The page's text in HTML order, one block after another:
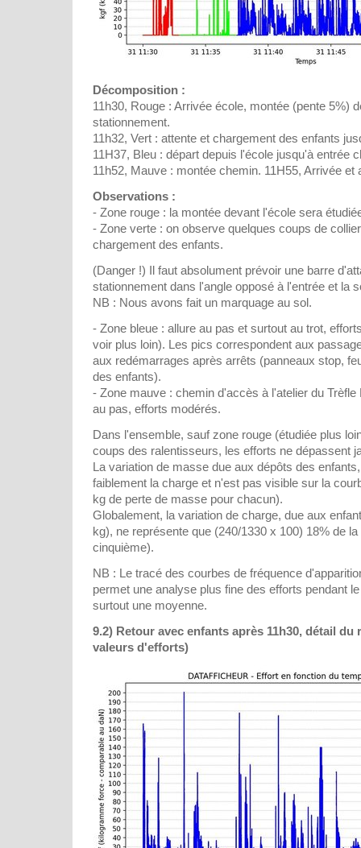
Décomposition :
11h30, Rouge : Arrivée école, montée (pente 5%)
stationnement.
11h32, Vert : attente et chargement des enfants
11H37, Bleu : départ depuis l'école jusqu'à entrée
11h52, Mauve : montée chemin. 11H55, Arrivée et
Observations :
- Zone rouge : la montée devant l'école sera
- Zone verte : on observe quelques coups de
chargement des enfants.
(Danger !) Il faut absolument prévoir une barre
stationnement dans l'angle opposé à l'entrée et la
NB : Nous avons fait un marquage au sol.
- Zone bleue : allure au pas et surtout au trot,
voir plus loin). Les pics correspondent aux
aux redémarrages après arrêts (panneaux stop,
des enfants).
- Zone mauve : chemin d'accès à l'atelier du Trèfle
au pas, efforts modérés.
Dans l'ensemble, sauf zone rouge (étudiée plus
coups des ralentisseurs, les efforts ne dépassent
La variation de masse due aux dépôts des
faiblement la charge et n'est pas visible sur la
kg de perte de masse pour chacun).
Globalement, la variation de charge, due aux
kg), ne représente que (240/1330 x 100) 18% de
cinquième).
NB : Le tracé des courbes de fréquence
permet une analyse plus fine des efforts pendant
surtout une moyenne.
9.2) Retour avec enfants après 11h30, détail du
valeurs d'efforts)